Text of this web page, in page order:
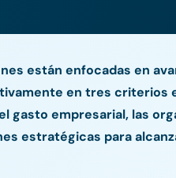
están enfocadas en
en tres criterios
gasto empresarial, las
estratégicas para